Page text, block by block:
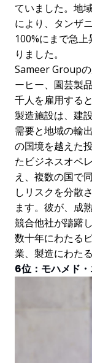
ていました。地
により、タンザ
100%にまで急
りました。
Sameer Group
ーヒー、園芸製
千人を雇用する
製造施設は、建
需要と地域の輸
の国境を越えた
たビジネスオペ
え、複数の国で
しリスクを分散
ます。彼が、成
競合他社が躊躇
数十年にわたる
業、製造にわた
6位：モハメド